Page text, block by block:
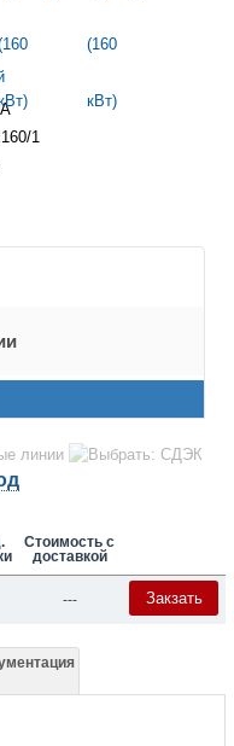
1
Стоимость с
доставкой
--- Закзать